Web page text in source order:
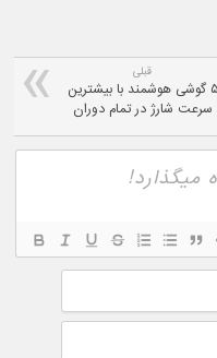
قبلی
۵ گوشی هوشمند با بیشترین
سرعت شارژ در تمام دوران
نام
ایمیل